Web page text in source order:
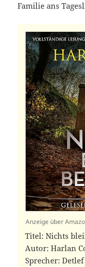
Familie ans
Anzeige über
Titel: Nichts
Autor: Harlan
Sprecher: